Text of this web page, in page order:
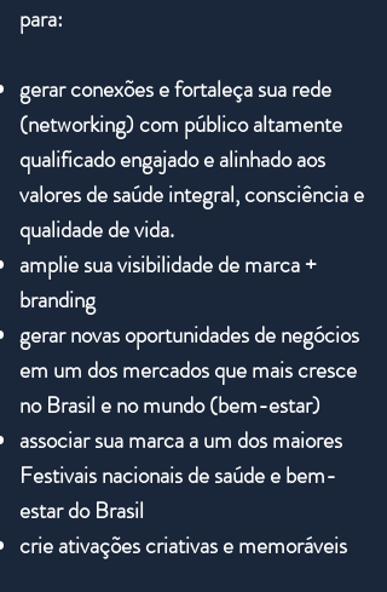
para:​
gerar conexões e fortaleça sua rede
(networking) com público altamente
qualificado engajado e alinhado aos
valores de saúde integral, consciência e
qualidade de vida.
amplie sua visibilidade de marca +
branding
gerar novas oportunidades de negócios
em um dos mercados que mais cresce
no Brasil e no mundo (bem-estar)
associar sua marca a um dos maiores
Festivais nacionais de saúde e bem-
estar do Brasil
crie ativações criativas e memoráveis​